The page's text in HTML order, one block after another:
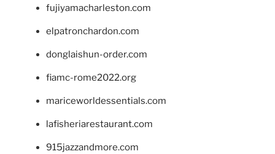
fujiyamacharleston.com
elpatronchardon.com
donglaishun-order.com
fiamc-rome2022.org
mariceworldessentials.com
lafisheriarestaurant.com
915jazzandmore.com